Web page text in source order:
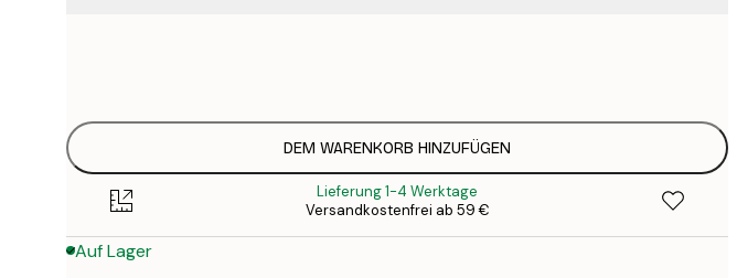
DEM WARENKORB HINZUFÜGEN
Lieferung 1-4 Werktage
Versandkostenfrei ab 59 €
Auf Lager